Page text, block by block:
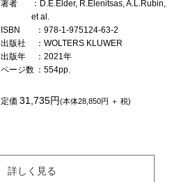
著者
：D.E.Elder, R.Elenitsas, A.L.Rubin,
et al.
ISBN
：978-1-975124-63-2
出版社
：WOLTERS KLUWER
出版年
：2021年
ページ数 ：554pp.
定価31,735円(本体28,850円 ＋ 税)
詳しく見る